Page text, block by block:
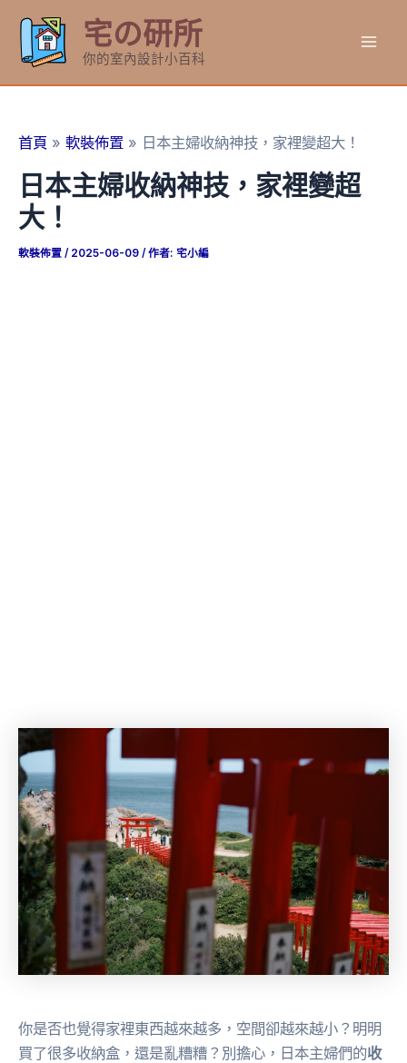
要
宅の研所
你的室內設計小百科
首頁 軟裝佈置 日本主婦收納神技，家裡變超大！
日本主婦收納神技，家裡變超
大！
軟裝佈置 / 2025-06-09 / 作者: 宅小編
你是否也覺得家裡東西越來越多，空間卻越來越小？明明
買了很多收納盒，還是亂糟糟？別擔心，日本主婦們的收